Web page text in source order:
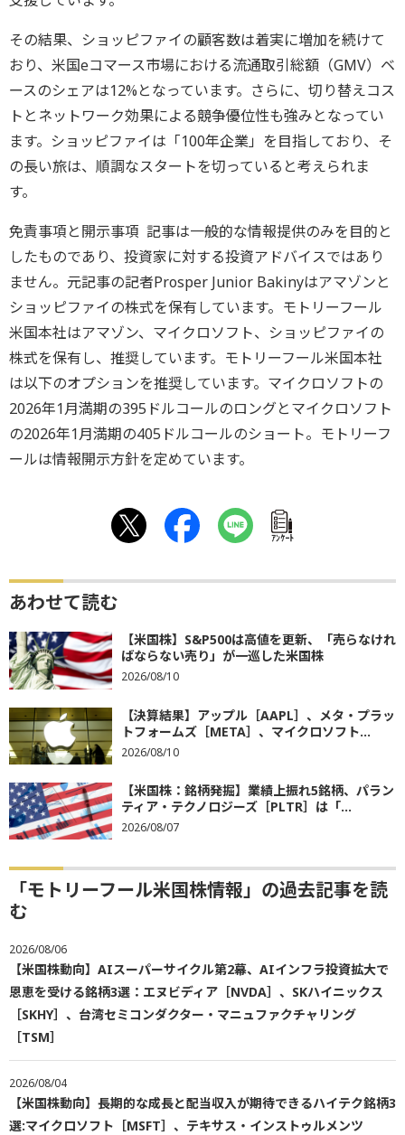
その結果、ショッピファイの顧客数は着実に増加を続けて
おり、米国eコマース市場における流通取引総額（GMV）ベ
ースのシェアは12%となっています。さらに、切り替えコス
トとネットワーク効果による競争優位性も強みとなってい
ます。ショッピファイは「100年企業」を目指しており、そ
の長い旅は、順調なスタートを切っていると考えられま
す。
免責事項と開示事項 記事は一般的な情報提供のみを目的と
したものであり、投資家に対する投資アドバイスではあり
ません。元記事の記者Prosper Junior Bakinyはアマゾンと
ショッピファイの株式を保有しています。モトリーフール
米国本社はアマゾン、マイクロソフト、ショッピファイの
株式を保有し、推奨しています。モトリーフール米国本社
は以下のオプションを推奨しています。マイクロソフトの
2026年1月満期の395ドルコールのロングとマイクロソフト
の2026年1月満期の405ドルコールのショート。モトリーフ
ールは情報開示方針を定めています。
ｱﾝｹｰﾄ
あわせて読む
【米国株】S&P500は高値を更新、「売らなけれ
ばならない売り」が一巡した米国株
2026/08/10
【決算結果】アップル［AAPL］、メタ・プラッ
トフォームズ［META］、マイクロソフト...
2026/08/10
【米国株：銘柄発掘】業績上振れ5銘柄、パラン
ティア・テクノロジーズ［PLTR］は「...
2026/08/07
「モトリーフール米国株情報」の過去記事を読
む
2026/08/06
【米国株動向】AIスーパーサイクル第2幕、AIインフラ投資拡大で
恩恵を受ける銘柄3選：エヌビディア［NVDA］、SKハイニックス
［SKHY］、台湾セミコンダクター・マニュファクチャリング
［TSM］
2026/08/04
【米国株動向】長期的な成長と配当収入が期待できるハイテク銘柄3
選:マイクロソフト［MSFT］、テキサス・インストゥルメンツ